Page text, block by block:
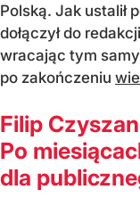
Polską. Jak ustalił
dołączył do
wracając tym
po zakończeniu
Filip
Po
dla